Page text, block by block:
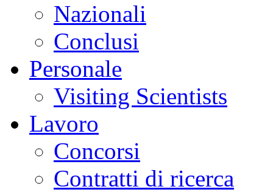
Nazionali
Conclusi
Personale
Visiting Scientists
Lavoro
Concorsi
Contratti di ricerca